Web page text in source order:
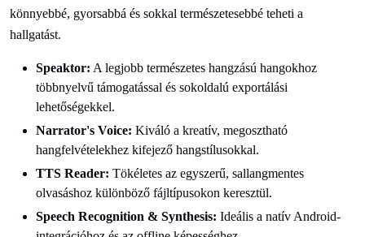
könnyebbé, gyorsabbá és sokkal természetesebbé teheti a
hallgatást.
Speaktor: A legjobb természetes hangzású hangokhoz
többnyelvű támogatással és sokoldalú exportálási
lehetőségekkel.
Narrator's Voice: Kiváló a kreatív, megosztható
hangfelvételekhez kifejező hangstílusokkal.
TTS Reader: Tökéletes az egyszerű, sallangmentes
olvasáshoz különböző fájltípusokon keresztül.
Speech Recognition & Synthesis: Ideális a natív Android-